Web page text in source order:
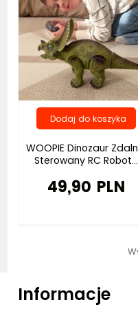
WOOPIE Dinozaur
Sterowany RC Robot...
49,90 PLN
Informacje